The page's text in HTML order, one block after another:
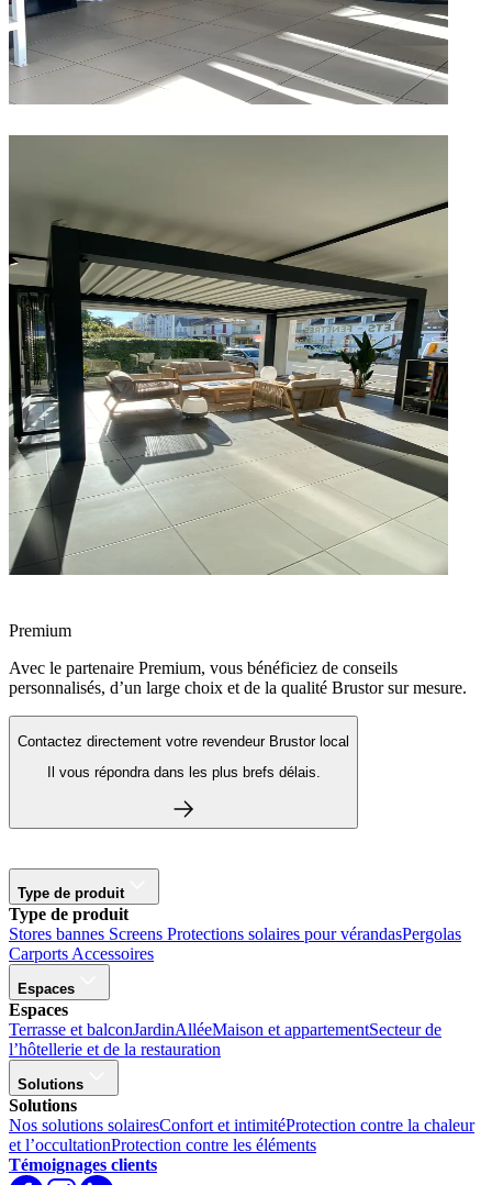
Premium
Avec le partenaire Premium, vous bénéficiez de conseils
personnalisés, d’un large choix et de la qualité Brustor sur mesure.
Contactez directement votre revendeur Brustor local
Il vous répondra dans les plus brefs délais.
Type de produit
Type de produit
Stores bannes Screens Protections solaires pour vérandasPergolas
Carports Accessoires
Espaces
Espaces
Terrasse et balconJardinAlléeMaison et appartementSecteur de
l’hôtellerie et de la restauration
Solutions
Solutions
Nos solutions solairesConfort et intimitéProtection contre la chaleur
et l’occultationProtection contre les éléments
Témoignages clients